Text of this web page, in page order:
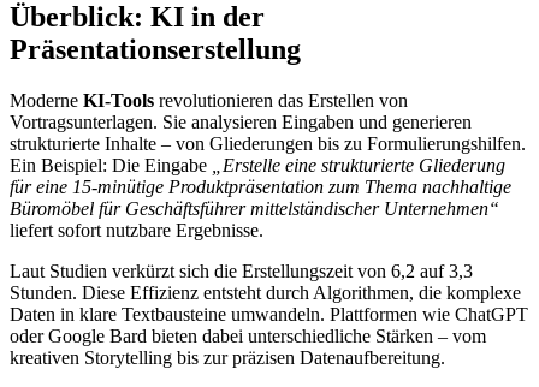
Überblick: KI in der
Präsentationserstellung
Moderne KI-Tools revolutionieren das Erstellen von
Vortragsunterlagen. Sie analysieren Eingaben und generieren
strukturierte Inhalte – von Gliederungen bis zu Formulierungshilfen.
Ein Beispiel: Die Eingabe
„Erstelle eine strukturierte Gliederung
für eine 15-minütige Produktpräsentation zum Thema nachhaltige
Büromöbel für Geschäftsführer mittelständischer Unternehmen“
liefert sofort nutzbare Ergebnisse.
Laut Studien verkürzt sich die Erstellungszeit von 6,2 auf 3,3
Stunden. Diese Effizienz entsteht durch Algorithmen, die komplexe
Daten in klare Textbausteine umwandeln. Plattformen wie ChatGPT
oder Google Bard bieten dabei unterschiedliche Stärken – vom
kreativen Storytelling bis zur präzisen Datenaufbereitung.